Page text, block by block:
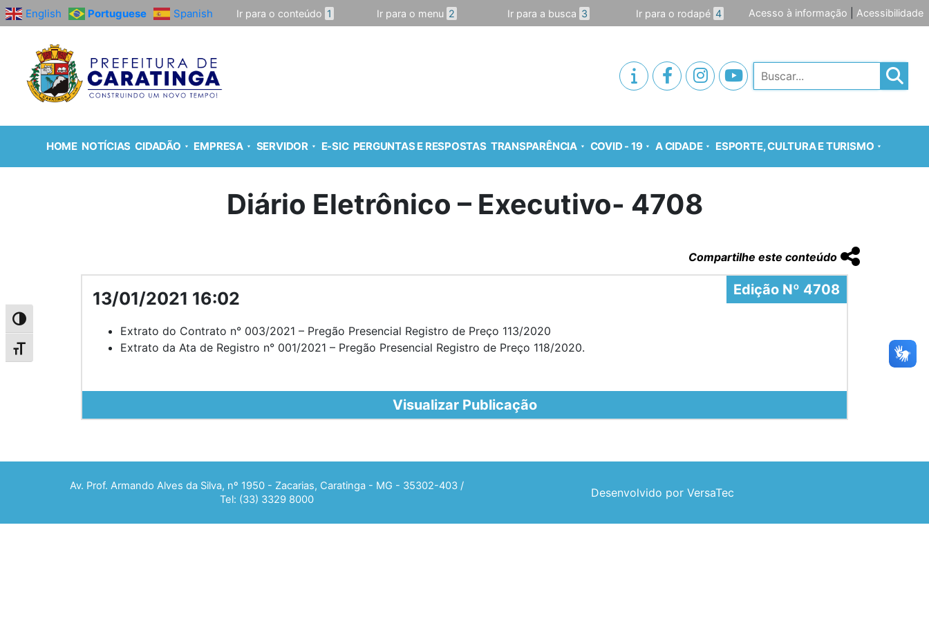
Alternar alto contraste
Alternar tamanho da fonte
English Portuguese Spanish Ir para o conteúdo 1 Ir para o menu 2 Ir para a busca 3 Ir para o rodapé 4 Acesso à informação Acessibilidade
Pesquisar
HOME NOTÍCIAS CIDADÃO EMPRESA SERVIDOR E-SIC PERGUNTAS E RESPOSTAS TRANSPARÊNCIA COVID - 19 A CIDADE ESPORTE, CULTURA E TURISMO
Diário Eletrônico – Executivo- 4708
Compartilhe este conteúdo
Edição Nº 4708
13/01/2021 16:02
Extrato do Contrato n° 003/2021 – Pregão Presencial Registro de Preço 113/2020
Extrato da Ata de Registro n° 001/2021 – Pregão Presencial Registro de Preço 118/2020.
Visualizar Publicação
Av. Prof. Armando Alves da Silva, nº 1950 - Zacarias, Caratinga - MG - 35302-403 /
Tel: (33) 3329 8000
Desenvolvido por VersaTec